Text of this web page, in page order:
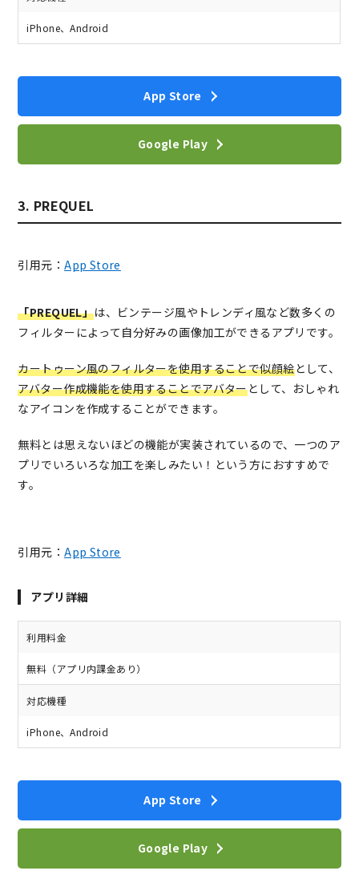
iPhone、Android
App Store
Google Play
3. PREQUEL
引用元：App Store
「PREQUEL」は、ビンテージ風やトレンディ風など数多くの
フィルターによって自分好みの画像加工ができるアプリです。
カートゥーン風のフィルターを使用することで似顔絵として、
アバター作成機能を使用することでアバターとして、おしゃれ
なアイコンを作成することができます。
無料とは思えないほどの機能が実装されているので、一つのア
プリでいろいろな加工を楽しみたい！という方におすすめで
す。
引用元：App Store
アプリ詳細
利用料金
無料（アプリ内課金あり）
対応機種
iPhone、Android
App Store
Google Play